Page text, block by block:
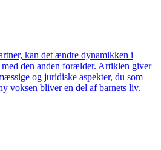
kan det ændre dynamikken i
den anden forælder. Artiklen giver
og juridiske aspekter, du som
voksen bliver en del af barnets liv.